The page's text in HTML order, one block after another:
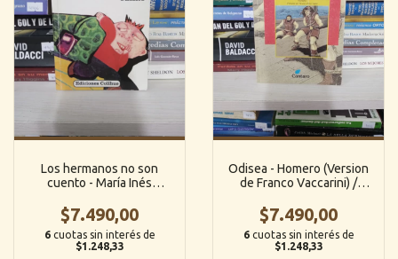
Los hermanos no son
cuento - María Inés
$7.490,00
6 cuotas sin interés de
$1.248,33
Odisea - Homero (Version
de Franco Vaccarini) /
$7.490,00
6 cuotas sin interés de
$1.248,33